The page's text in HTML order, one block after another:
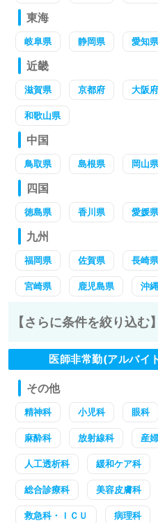
東海
岐阜県 静岡県 愛知県
近畿
滋賀県 京都府 大阪府
和歌山県
中国
鳥取県 島根県 岡山県
四国
徳島県 香川県 愛媛県
九州
福岡県 佐賀県 長崎県
宮崎県 鹿児島県 沖
【さらに条件を絞り込む】
医師非常勤(アルバイ
その他
精神科 小児科 眼科
麻酔科 放射線科 産
人工透析科 緩和ケア科
総合診療科 美容皮膚科
救急科・ＩＣＵ 病理科